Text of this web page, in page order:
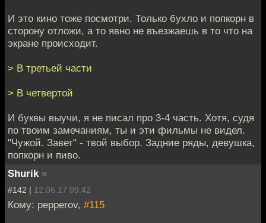
И это кино тоже посмотри. Только бухло и попкорн в
сторону отложи, а то явно не въезжаешь в то что на
экране происходит.
> В третьей части
> В четвертой
И буквы выучи, я не писал про 3-4 часть. Хотя, судя
по твоим замечаниям, ты и эти фильмы не видел.
"Чужой. Завет" - твой выбор. Задние ряды, девушка,
попкорн и пиво.
Shurik »
#142 | 12.06.17 09:42
Кому: pepperov, #115